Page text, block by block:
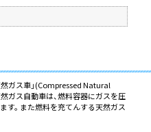
然ガス車」(Compressed Natural
ガス自動車は、燃料容器にガスを圧
す。 また燃料を充てんする天然ガス